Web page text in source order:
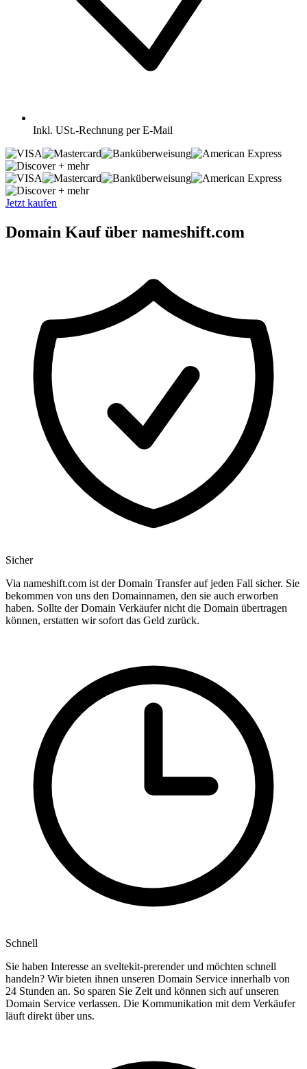
Inkl. USt.-Rechnung per E-Mail
+ mehr
+ mehr
Jetzt kaufen
Domain Kauf über nameshift.com
Sicher
Via nameshift.com ist der Domain Transfer auf jeden Fall sicher. Sie
bekommen von uns den Domainnamen, den sie auch erworben
haben. Sollte der Domain Verkäufer nicht die Domain übertragen
können, erstatten wir sofort das Geld zurück.
Schnell
Sie haben Interesse an sveltekit-prerender und möchten schnell
handeln? Wir bieten ihnen unseren Domain Service innerhalb von
24 Stunden an. So sparen Sie Zeit und können sich auf unseren
Domain Service verlassen. Die Kommunikation mit dem Verkäufer
läuft direkt über uns.